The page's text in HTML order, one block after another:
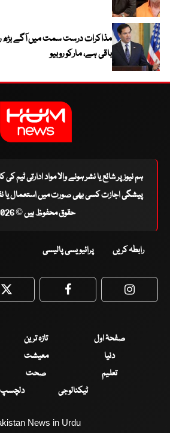
مذاکرات درست سمت میں آگے بڑھ
باقی ہے، مارکو روبیو
ہم نیوز پر شائع یا نشر ہونے والا مواد ادارتی ٹیم
پیشگی اجازت کسی بھی صورت میں استعمال یا
حقوق محفوظ ہیں © 2026
رابطہ کریں پرائیویسی پالیسی
Twitter Facebook
صفحۂ اول تازہ ترین
دنیا
معیشت
تعلیم
صحت
ٹیکنالوجی
News in Urdu